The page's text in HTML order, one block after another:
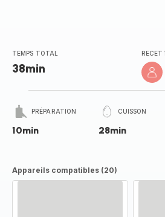
TEMPS TOTAL
38min
PRÉPARATION
10min
CUISSON
28min
Appareils compatibles (20)